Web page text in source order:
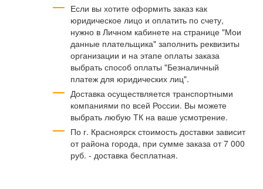
Если вы хотите оформить заказ как
юридическое лицо и оплатить по счету,
нужно в Личном кабинете на странице "Мои
данные плательщика" заполнить реквизиты
организации и на этапе оплаты заказа
выбрать способ оплаты "Безналичный
платеж для юридических лиц".
Доставка осуществляется транспортными
компаниями по всей России. Вы можете
выбрать любую ТК на ваше усмотрение.
По г. Красноярск стоимость доставки зависит
от района города, при сумме заказа от 7 000
руб. - доставка бесплатная.